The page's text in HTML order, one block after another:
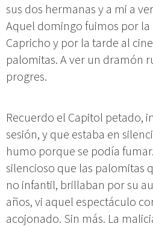
sus dos hermanas y a mi a
Aquel domingo fuimos por
Capricho y por la tarde al
palomitas. A ver un dramón
progres.
Recuerdo el Capitol petado,
sesión, y que estaba en
humo porque se podía
silencioso que las palomitas
no infantil, brillaban por su
años, vi aquel espectáculo
acojonado. Sin más. La